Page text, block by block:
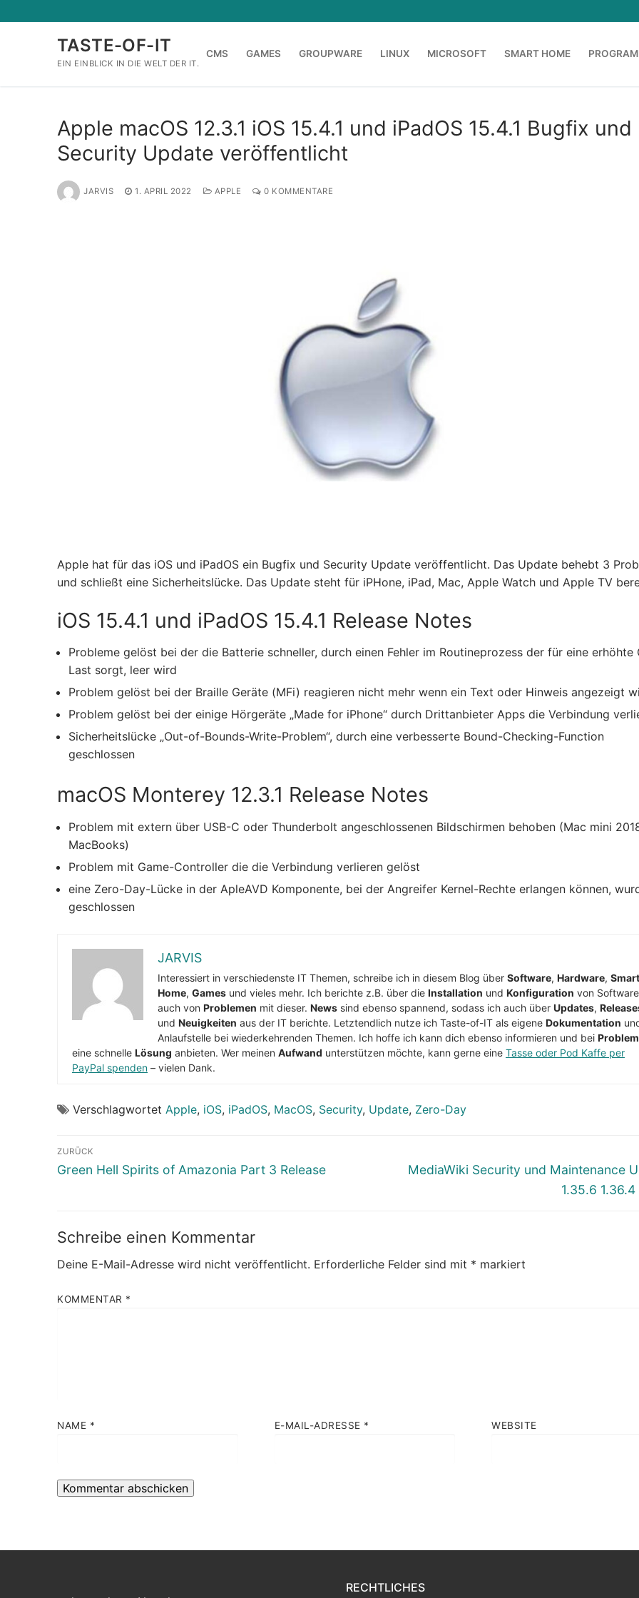
Inhalt
TASTE-OF-IT
EIN EINBLICK IN DIE WELT DER IT.
CMS GAMES GROUPWARE LINUX MICROSOFT SMART HOME
Apple macOS 12.3.1 iOS 15.4.1 und iPadOS 15.4.1 Bugfix und
Security Update veröffentlicht
JARVIS 1. APRIL 2022 APPLE 0 KOMMENTARE
Apple hat für das iOS und iPadOS ein Bugfix und Security Update veröffentlicht. Das Update behebt 3
und schließt eine Sicherheitslücke. Das Update steht für iPHone, iPad, Mac, Apple Watch und Apple TV
iOS 15.4.1 und iPadOS 15.4.1 Release Notes
Probleme gelöst bei der die Batterie schneller, durch einen Fehler im Routineprozess der für eine erhöhte
Last sorgt, leer wird
Problem gelöst bei der Braille Geräte (MFi) reagieren nicht mehr wenn ein Text oder Hinweis angezeigt
Problem gelöst bei der einige Hörgeräte „Made for iPhone“ durch Drittanbieter Apps die Verbindung
Sicherheitslücke „Out-of-Bounds-Write-Problem“, durch eine verbesserte Bound-Checking-Function
geschlossen
macOS Monterey 12.3.1 Release Notes
Problem mit extern über USB-C oder Thunderbolt angeschlossenen Bildschirmen behoben (Mac mini
MacBooks)
Problem mit Game-Controller die die Verbindung verlieren gelöst
eine Zero-Day-Lücke in der ApleAVD Komponente, bei der Angreifer Kernel-Rechte erlangen können,
geschlossen
JARVIS
Interessiert in verschiedenste IT Themen, schreibe ich in diesem Blog über Software, Hardware, Smart
Home, Games und vieles mehr. Ich berichte z.B. über die Installation und Konfiguration von
auch von Problemen mit dieser. News sind ebenso spannend, sodass ich auch über Updates,
und Neuigkeiten aus der IT berichte. Letztendlich nutze ich Taste-of-IT als eigene Dokumentation
Anlaufstelle bei wiederkehrenden Themen. Ich hoffe ich kann dich ebenso informieren und bei
eine schnelle Lösung anbieten. Wer meinen Aufwand unterstützen möchte, kann gerne eine Tasse oder Pod Kaffe per
PayPal spenden – vielen Dank.
Verschlagwortet Apple, iOS, iPadOS, MacOS, Security, Update, Zero-Day
Beitragsnavigation
ZURÜCK
Vorheriger
Green Hell Spirits of Amazonia Part 3 Release
Nächster
MediaWiki Security und Maintenance
1.35.6 1.36.4
Schreibe einen Kommentar
Deine E-Mail-Adresse wird nicht veröffentlicht. Erforderliche Felder sind mit * markiert
KOMMENTAR *
NAME * E-MAIL-ADRESSE * WEBSITE
RECHTLICHES